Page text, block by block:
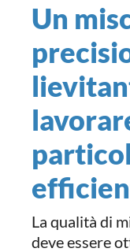
Un
La qualità di
deve essere